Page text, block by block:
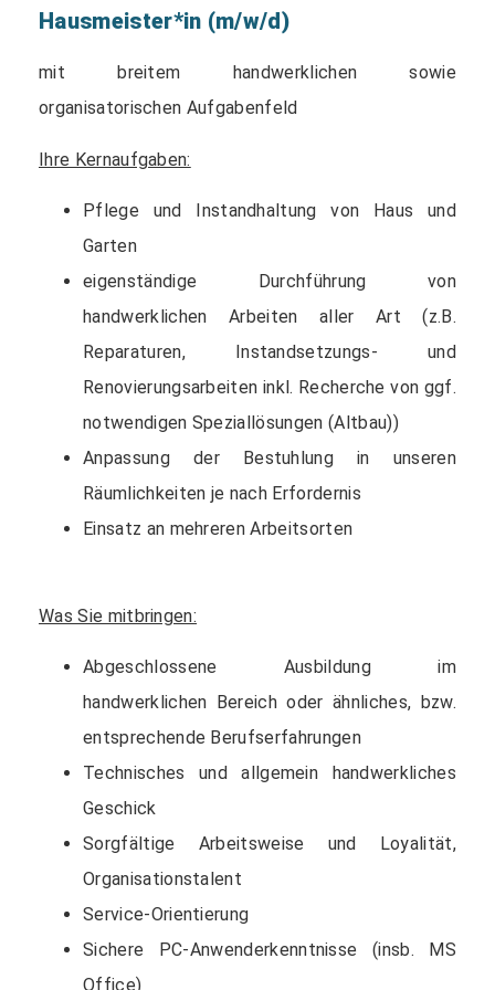
Hausmeister*in (m/w/d)
mit breitem handwerklichen sowie
organisatorischen Aufgabenfeld
Ihre Kernaufgaben:
Pflege und Instandhaltung von Haus und
Garten
eigenständige Durchführung von
handwerklichen Arbeiten aller Art (z.B.
Reparaturen, Instandsetzungs- und
Renovierungsarbeiten inkl. Recherche von ggf.
notwendigen Speziallösungen (Altbau))
Anpassung der Bestuhlung in unseren
Räumlichkeiten je nach Erfordernis
Einsatz an mehreren Arbeitsorten
Was Sie mitbringen:
Abgeschlossene Ausbildung im
handwerklichen Bereich oder ähnliches, bzw.
entsprechende Berufserfahrungen
Technisches und allgemein handwerkliches
Geschick
Sorgfältige Arbeitsweise und Loyalität,
Organisationstalent
Service-Orientierung
Sichere PC-Anwenderkenntnisse (insb. MS
Office)